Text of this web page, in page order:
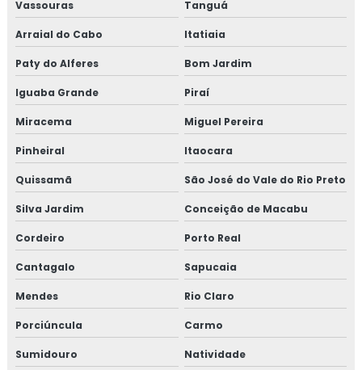
Isolamento para térmico para tubulação de ar
condicionado
Isolamento para tubulação de ar condicionado
Isolamento piso câmara fria valor
Isolamento poliuretano
Isolamento poliuretano expandido
Isolamento poliuretano projetado
Isolamento térmico
Isolamento térmico alumínio
Isolamento térmico alumínio corrugado
Vassouras Tanguá
Arraial do Cabo Itatiaia
Paty do Alferes Bom Jardim
Iguaba Grande Piraí
Miracema Miguel Pereira
Pinheiral Itaocara
Quissamã São José do Vale do Rio Preto
Silva Jardim Conceição de Macabu
Cordeiro Porto Real
Cantagalo Sapucaia
Mendes Rio Claro
Porciúncula Carmo
Sumidouro Natividade